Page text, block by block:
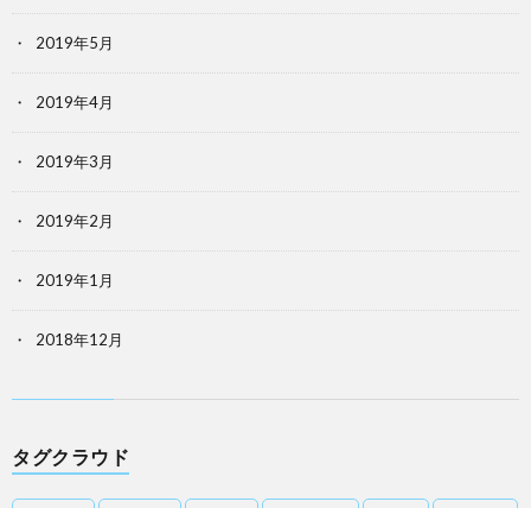
2019年5月
2019年4月
2019年3月
2019年2月
2019年1月
2018年12月
タグクラウド